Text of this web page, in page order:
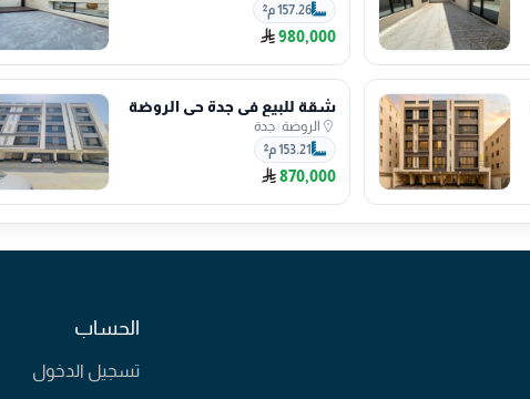
157.26 م²
980,000
شقة للبيع في جدة حي الروضة
الروضة| جدة
153.21 م²
870,000
الحساب
تسجيل الدخول